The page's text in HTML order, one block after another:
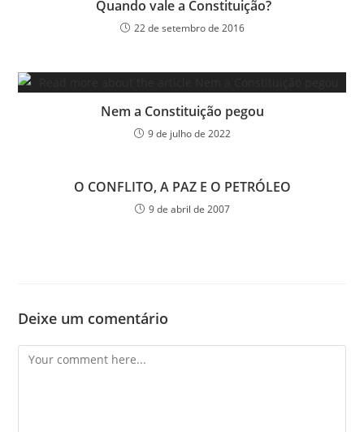
Quando vale a Constituição?
22 de setembro de 2016
Nem a Constituição pegou
9 de julho de 2022
O CONFLITO, A PAZ E O PETRÓLEO
9 de abril de 2007
Deixe um comentário